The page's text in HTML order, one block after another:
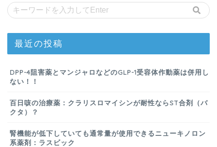
最近の投稿
DPP-4阻害薬とマンジャロなどのGLP-1受容体作動薬は併用し
ない！！
百日咳の治療薬：クラリスロマイシンが耐性ならST合剤（バ
クタ）？
腎機能が低下していても通常量が使用できるニューキノロン
系薬剤：ラスビック